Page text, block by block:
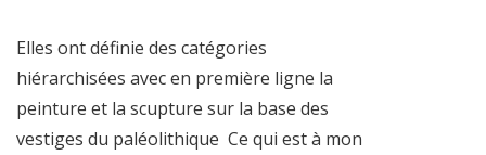
Elles ont définie des catégories
hiérarchisées avec en première ligne la
peinture et la scupture sur la base des
vestiges du paléolithique Ce qui est à mon